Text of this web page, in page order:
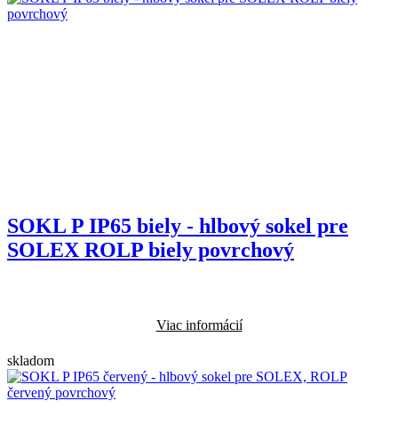
SOKL P IP65 biely - hlbový sokel pre
SOLEX ROLP biely povrchový
Viac informácií
skladom